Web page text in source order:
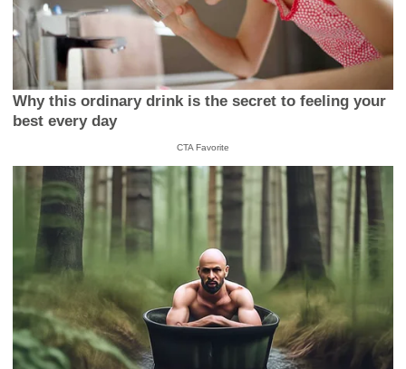
Why this ordinary drink is the secret to feeling your
best every day
CTA Favorite